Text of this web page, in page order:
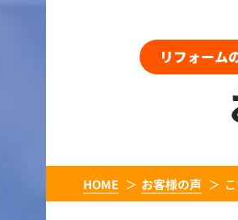
リフォーム
HOME お客様の声